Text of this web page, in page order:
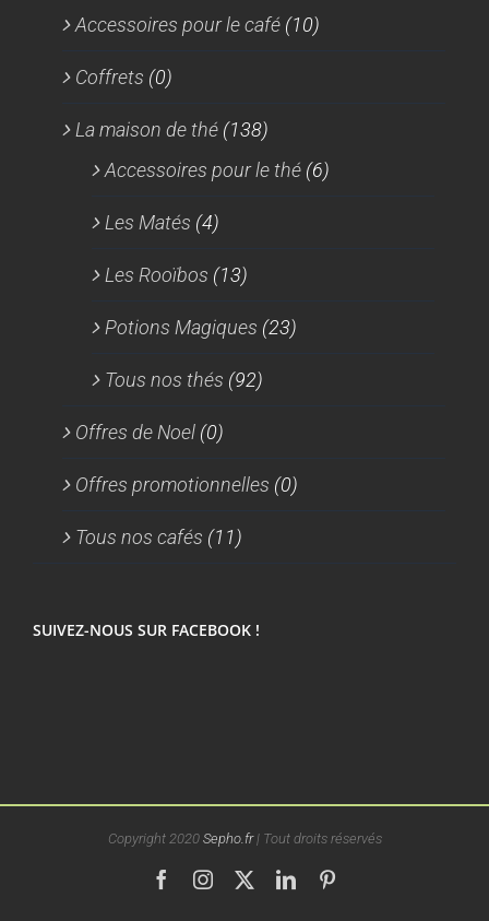
Accessoires pour le café (10)
Coffrets (0)
La maison de thé (138)
Accessoires pour le thé (6)
Les Matés (4)
Les Rooïbos (13)
Potions Magiques (23)
Tous nos thés (92)
Offres de Noel (0)
Offres promotionnelles (0)
Tous nos cafés (11)
SUIVEZ-NOUS SUR FACEBOOK !
Copyright 2020 Sepho.fr| Tout droits réservés
FacebookInstagram LinkedIn